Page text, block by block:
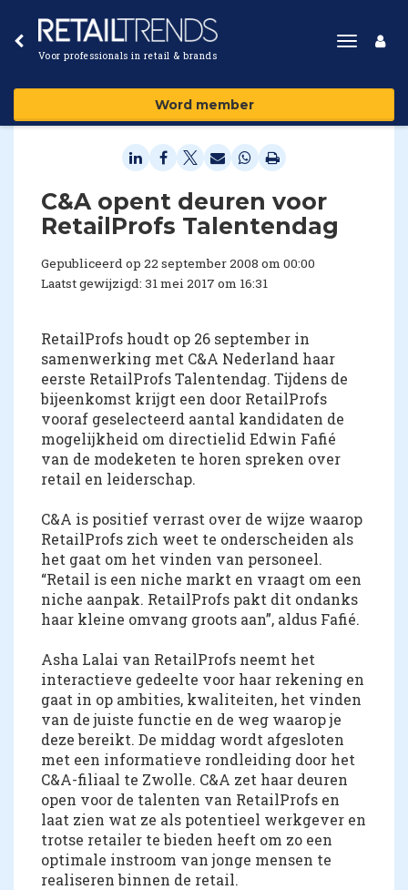
Voor professionals in retail & brands
Toggle
Word member
C&A opent deuren voor
RetailProfs Talentendag
Gepubliceerd op 22 september 2008 om 00:00
Laatst gewijzigd: 31 mei 2017 om 16:31
RetailProfs houdt op 26 september in
samenwerking met C&A Nederland haar
eerste RetailProfs Talentendag. Tijdens de
bijeenkomst krijgt een door RetailProfs
vooraf geselecteerd aantal kandidaten de
mogelijkheid om directielid Edwin Fafié
van de modeketen te horen spreken over
retail en leiderschap.
C&A is positief verrast over de wijze waarop
RetailProfs zich weet te onderscheiden als
het gaat om het vinden van personeel.
“Retail is een niche markt en vraagt om een
niche aanpak. RetailProfs pakt dit ondanks
haar kleine omvang groots aan”, aldus Fafié.
Asha Lalai van RetailProfs neemt het
interactieve gedeelte voor haar rekening en
gaat in op ambities, kwaliteiten, het vinden
van de juiste functie en de weg waarop je
deze bereikt. De middag wordt afgesloten
met een informatieve rondleiding door het
C&A-filiaal te Zwolle. C&A zet haar deuren
open voor de talenten van RetailProfs en
laat zien wat ze als potentieel werkgever en
trotse retailer te bieden heeft om zo een
optimale instroom van jonge mensen te
realiseren binnen de retail.